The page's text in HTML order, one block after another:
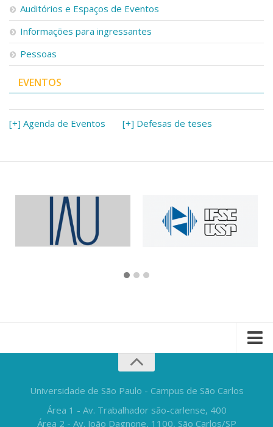
Auditórios e Espaços de Eventos
Informações para ingressantes
Pessoas
EVENTOS
[+] Agenda de Eventos [+] Defesas de teses
Universidade de São Paulo - Campus de São Carlos
Área 1 - Av. Trabalhador são-carlense, 400
Área 2 - Av. João Dagnone, 1100, São Carlos/SP